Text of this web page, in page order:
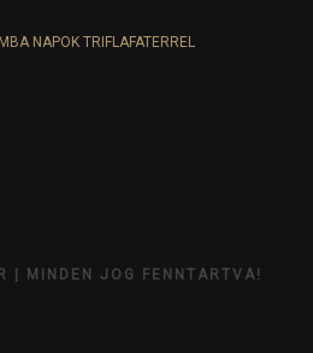
NAPOK TRIFLAFATERREL
| MINDEN JOG FENNTARTVA!